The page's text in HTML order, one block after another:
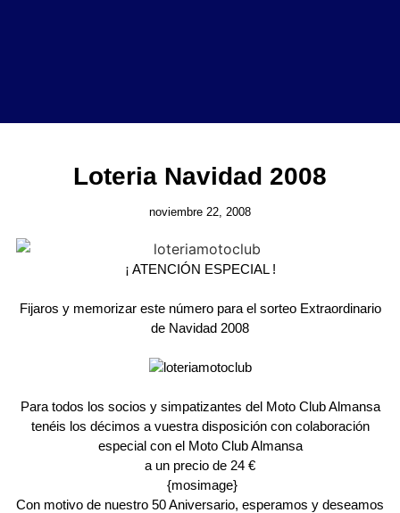
Loteria Navidad 2008
noviembre 22, 2008
¡ ATENCIÓN ESPECIAL !
Fijaros y memorizar este número para el sorteo Extraordinario
de Navidad 2008
Para todos los socios y simpatizantes del Moto Club Almansa
tenéis los décimos a vuestra disposición con colaboración
especial con el Moto Club Almansa
a un precio de 24 €
{mosimage}
Con motivo de nuestro 50 Aniversario, esperamos y deseamos